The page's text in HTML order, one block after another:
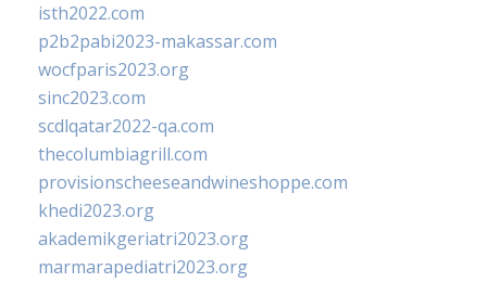
isth2022.com
p2b2pabi2023-makassar.com
wocfparis2023.org
sinc2023.com
scdlqatar2022-qa.com
thecolumbiagrill.com
provisionscheeseandwineshoppe.com
khedi2023.org
akademikgeriatri2023.org
marmarapediatri2023.org